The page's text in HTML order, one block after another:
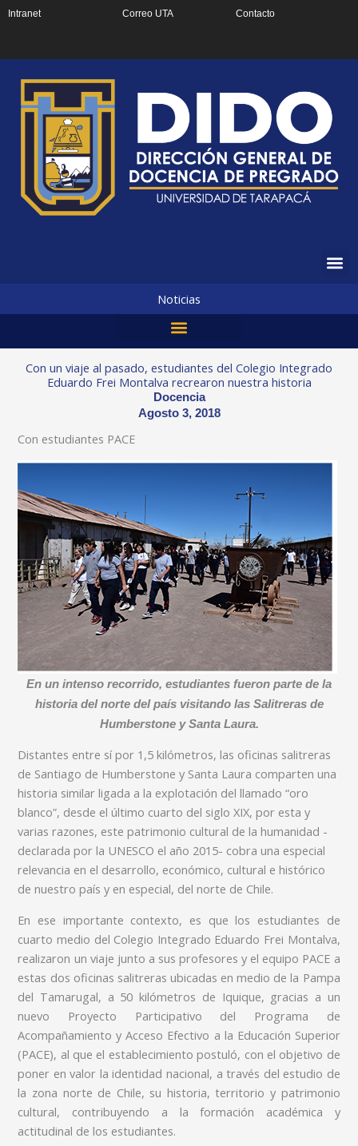
Intranet Correo UTA Contacto
Noticias
Con un viaje al pasado, estudiantes del Colegio Integrado
Eduardo Frei Montalva recrearon nuestra historia
Docencia
Agosto 3, 2018
Con estudiantes PACE
En un intenso recorrido, estudiantes fueron parte de la
historia del norte del país visitando las Salitreras de
Humberstone y Santa Laura.
Distantes entre sí por 1,5 kilómetros, las oficinas salitreras
de Santiago de Humberstone y Santa Laura comparten una
historia similar ligada a la explotación del llamado “oro
blanco”, desde el último cuarto del siglo XIX, por esta y
varias razones, este patrimonio cultural de la humanidad -
declarada por la UNESCO el año 2015- cobra una especial
relevancia en el desarrollo, económico, cultural e histórico
de nuestro país y en especial, del norte de Chile.
En ese importante contexto, es que los estudiantes de
cuarto medio del Colegio Integrado Eduardo Frei Montalva,
realizaron un viaje junto a sus profesores y el equipo PACE a
estas dos oficinas salitreras ubicadas en medio de la Pampa
del Tamarugal, a 50 kilómetros de Iquique, gracias a un
nuevo Proyecto Participativo del Programa de
Acompañamiento y Acceso Efectivo a la Educación Superior
(PACE), al que el establecimiento postuló, con el objetivo de
poner en valor la identidad nacional, a través del estudio de
la zona norte de Chile, su historia, territorio y patrimonio
cultural, contribuyendo a la formación académica y
actitudinal de los estudiantes.